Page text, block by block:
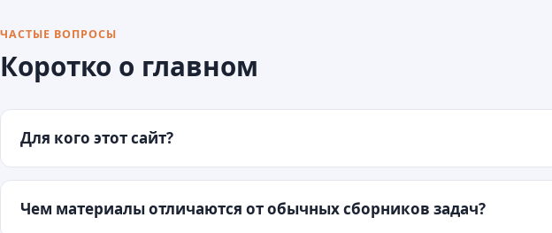
ЧАСТЫЕ ВОПРОСЫ
Коротко о главном
Для кого этот сайт?
Чем материалы отличаются от обычных сборников задач?